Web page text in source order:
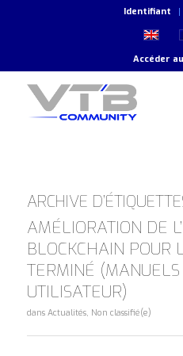
Identifiant
Accéder au
ARCHIVE
AMÉLIORATION DE
BLOCKCHAIN POUR
TERMINÉ (MANUELS
UTILISATEUR)
dans Actualités, Non classifié(e)